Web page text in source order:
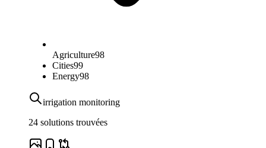
Agriculture98
Cities99
Energy98
irrigation monitoring
24 solutions trouvées